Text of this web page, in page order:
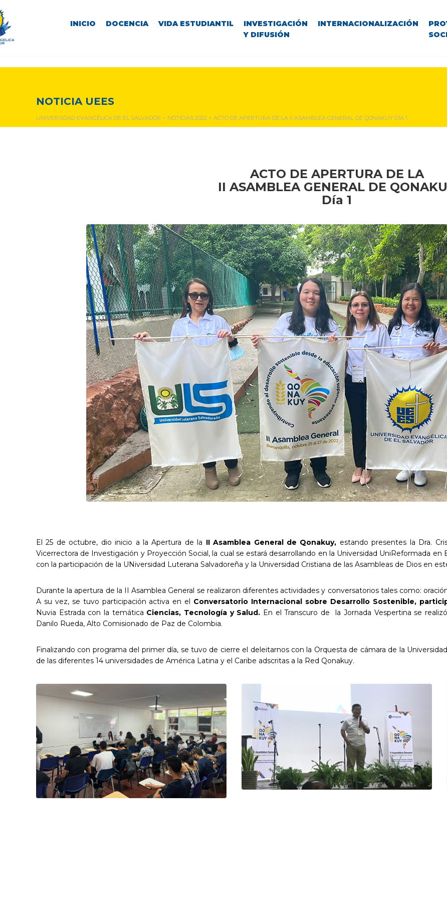
INICIO DOCENCIA VIDA ESTUDIANTIL
INVESTIGACIÓN
Y DIFUSIÓN
INTERNACIONALIZACIÓN
NOTICIA UEES
UNIVERSIDAD EVANGÉLICA DE EL SALVADOR > NOTICIAS 2022 > ACTO DE APERTURA DE LA II ASAMBLEA GENERAL DE QONAKUY DÍA 1
ACTO DE APERTURA DE LA
II ASAMBLEA GENERAL DE
Día 1
El 25 de octubre, dio inicio a la Apertura de la II Asamblea General de Qonakuy, estando presentes la Dra.
Vicerrectora de Investigación y Proyección Social, la cual se estará desarrollando en la Universidad UniReformada en
con la participación de la UNiversidad Luterana Salvadoreña y la Universidad Cristiana de las Asambleas de Dios en
Durante la apertura de la II Asamblea General se realizaron diferentes actividades y conversatorios tales como:
A su vez, se tuvo participación activa en el Conversatorio Internacional sobre Desarrollo Sostenible,
Nuvia Estrada con la temática Ciencias, Tecnología y Salud. En el Transcuro de la Jornada Vespertina se
Danilo Rueda, Alto Comisionado de Paz de Colombia.
Finalizando con programa del primer día, se tuvo de cierre el deleitarnos con la Orquesta de cámara de la
de las diferentes 14 universidades de América Latina y el Caribe adscritas a la Red Qonakuy.